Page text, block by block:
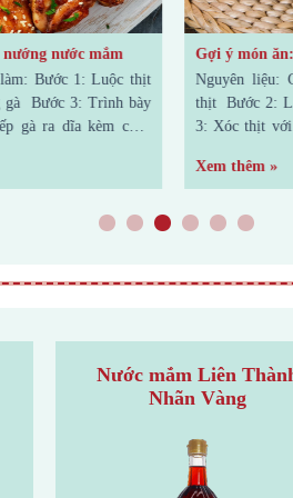
Gợi ý món ăn: Ba rọi lắc sả tắc
Nguyên liệu: Cách làm: Bước 1: Sơ
thịt Bước 2: Làm nước mắm sả tắc
3: Xóc thịt với hỗn hợp nước mắm
dĩa, miếng thịt dai giòn thơm mùi sả
1 2 3 4 5 6
Nước mắm Liên
Nhãn Vàng